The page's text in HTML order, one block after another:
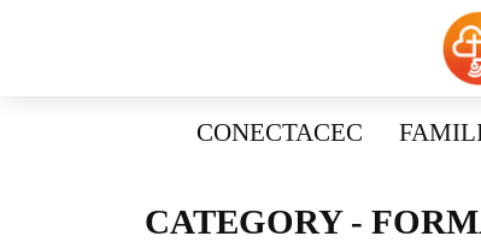
CONECTACEC
CATEGORY -